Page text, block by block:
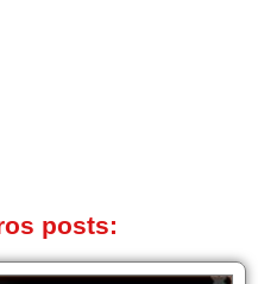
posts: